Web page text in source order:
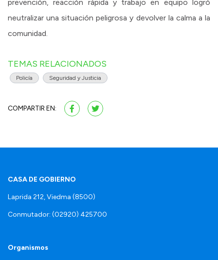
prevención, reacción rápida y trabajo en equipo logró
neutralizar una situación peligrosa y devolver la calma a la
comunidad.
TEMAS RELACIONADOS
Policía Seguridad y Justicia
COMPARTIR EN:
CASA DE GOBIERNO
Laprida 212, Viedma (8500)
Conmutador: (02920) 425700
Organismos